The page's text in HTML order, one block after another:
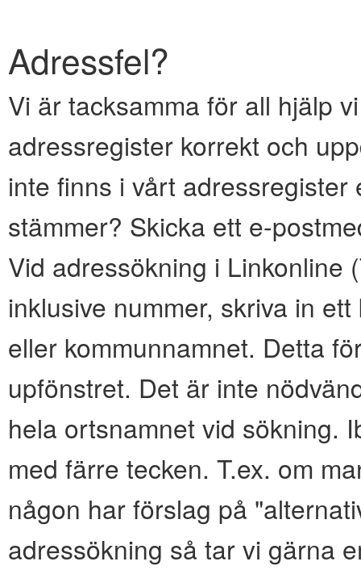
Adressfel?
Vi är tacksamma för all hjälp
adressregister korrekt och
inte finns i vårt
stämmer? Skicka ett e-
Vid adressökning i Linkonline
inklusive nummer, skriva in
eller kommunnamnet. Detta
upfönstret. Det är inte
hela ortsnamnet vid sökning.
med färre tecken. T.ex. om
någon har förslag på
adressökning så tar vi gärna